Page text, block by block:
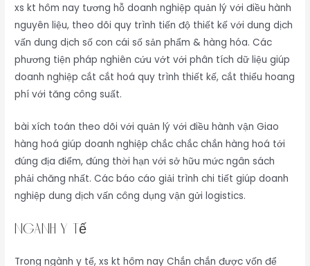
xs kt hôm nay tương hỗ doanh nghiệp quản lý với điều hành
nguyên liệu, theo dõi quy trình tiến độ thiết kế với dung dịch
vấn dung dịch số con cái số sản phẩm & hàng hóa. Các
phương tiện pháp nghiên cứu vớt với phân tích dữ liệu giúp
doanh nghiệp cắt cắt hoá quy trình thiết kế, cắt thiểu hoang
phí với tăng công suất.
bài xích toán theo dõi với quản lý với điều hành vận Giao
hàng hoá giúp doanh nghiệp chắc chắc chắn hàng hoá tới
đúng địa điểm, đúng thời hạn với sở hữu mức ngân sách
phải chăng nhất. Các báo cáo giải trình chi tiết giúp doanh
nghiệp dung dịch vấn công dụng vận gửi logistics.
Ngành Y tế
Trong ngành y tế, xs kt hôm nay Chắn chắn được vốn để